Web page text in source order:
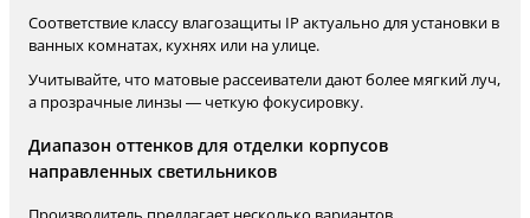
Соответствие классу влагозащиты IP актуально для установки в
ванных комнатах, кухнях или на улице.
Учитывайте, что матовые рассеиватели дают более мягкий луч,
а прозрачные линзы — четкую фокусировку.
Диапазон оттенков для отделки корпусов
направленных светильников